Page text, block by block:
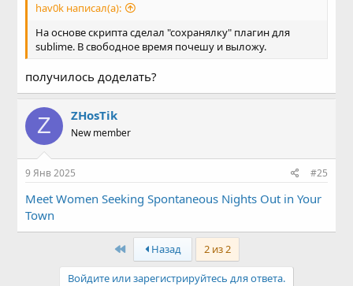
hav0k написал(а):
На основе скрипта сделал "сохранялку" плагин для
sublime. В свободное время почешу и выложу.
получилось доделать?
Z ZHosTik
New member
9 Янв 2025 #25
Meet Women Seeking Spontaneous Nights Out in Your
Town
First Назад 2 из 2
Войдите или зарегистрируйтесь для ответа.